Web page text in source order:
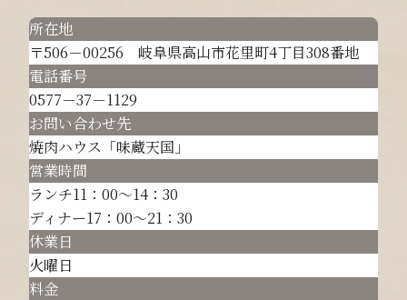
所在地
〒506－00256 岐阜県高山市花里町4丁目308番地
電話番号
0577－37－1129
お問い合わせ先
焼肉ハウス「味蔵天国」
営業時間
ランチ11：00～14：30
ディナー17：00～21：30
休業日
火曜日
料金